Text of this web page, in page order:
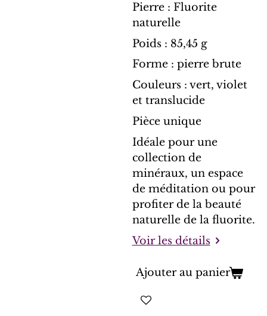
Pierre : Fluorite
naturelle
Poids : 85,45 g
Forme : pierre brute
Couleurs : vert, violet
et translucide
Pièce unique
Idéale pour une
collection de
minéraux, un espace
de méditation ou pour
profiter de la beauté
naturelle de la fluorite.
Voir les détails
Ajouter au panier